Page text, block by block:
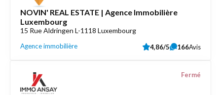
NOVIN' REAL ESTATE | Agence Immobilière
Luxembourg
15 Rue Aldringen L-1118 Luxembourg
Agence immobilière 4,86/5 166Avis
Fermé